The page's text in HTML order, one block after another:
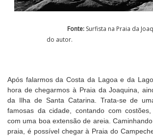
Fale Conosco
Fonte: Surfista na Praia da
do autor.
Após falarmos da Costa da Lagoa e da
hora de chegarmos à Praia da Joaquina,
da Ilha de Santa Catarina. Trata-se de
famosas da cidade, contando com
com uma boa extensão de areia.
praia, é possível chegar à Praia do